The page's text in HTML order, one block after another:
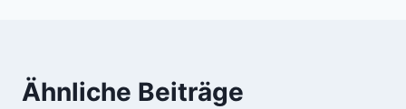
Ähnliche Beiträge